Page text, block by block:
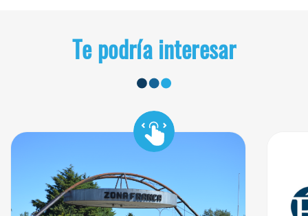
Te podría interesar